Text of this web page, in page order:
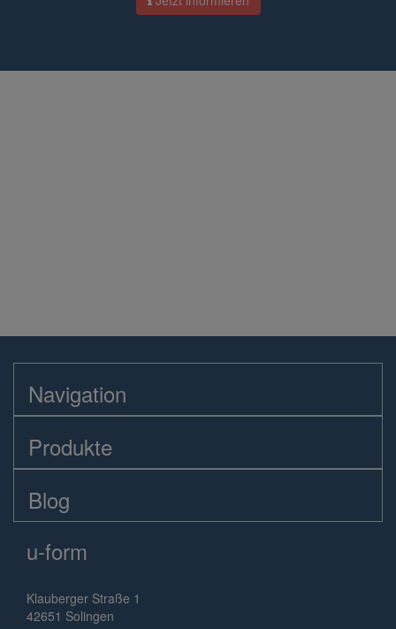
Navigation
Produkte
Blog
u-form
Klauberger Straße 1
42651 Solingen